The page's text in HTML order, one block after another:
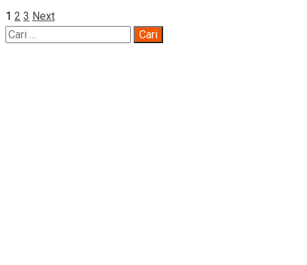
Navigasi
pos
1 2 3 Next
Cari